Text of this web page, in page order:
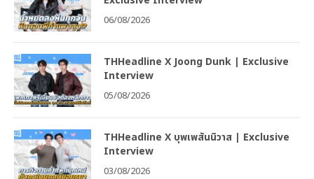
06/08/2026
THHeadline X Joong Dunk | Exclusive
Interview
05/08/2026
THHeadline X บุพเพสันนิวาส | Exclusive
Interview
03/08/2026